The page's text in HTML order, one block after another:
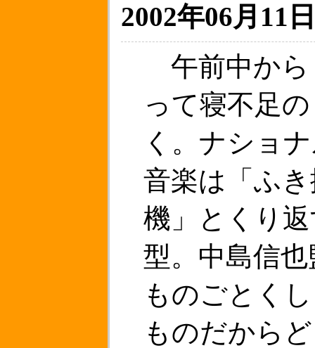
2002年06月11
午前中から
って寝不足
く。ナショ
音楽は「ふ
機」とくり
型。中島信
ものごとく
ものだから